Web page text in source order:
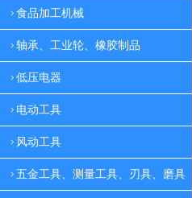
食品加工机械
轴承、工业轮、橡胶制品
低压电器
电动工具
风动工具
五金工具、测量工具、刃具、磨具